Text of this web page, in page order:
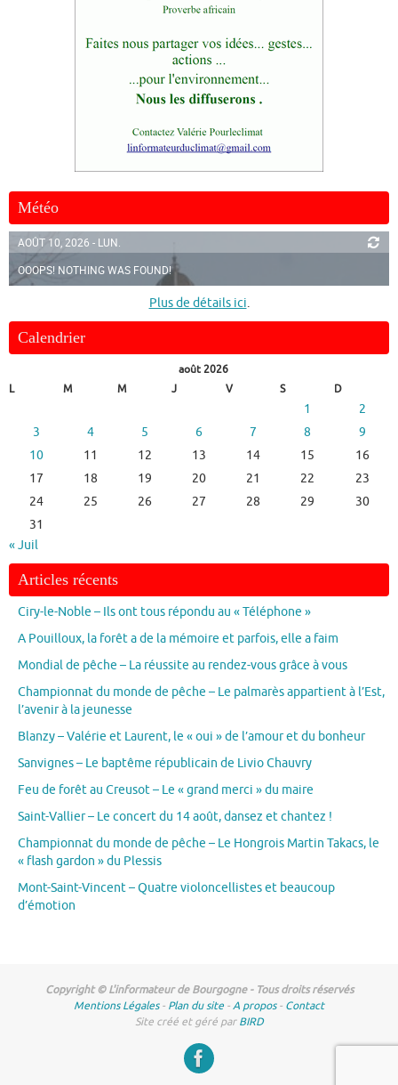
Météo
AOÛT 10, 2026 - LUN.
OOOPS! NOTHING WAS FOUND!
Plus de détails ici.
Calendrier
août 2026
L
M M J V S D
1
2
3
4 5 6 7 8
9
10
11 12 13 14 15
16
17
18 19 20 21 22
23
24
25 26 27 28 29
30
31
« Juil
Articles récents
Ciry-le-Noble – Ils ont tous répondu au « Téléphone »
A Pouilloux, la forêt a de la mémoire et parfois, elle a faim
Mondial de pêche – La réussite au rendez-vous grâce à vous
Championnat du monde de pêche – Le palmarès appartient à l’Est,
l’avenir à la jeunesse
Blanzy – Valérie et Laurent, le « oui » de l’amour et du bonheur
Sanvignes – Le baptême républicain de Livio Chauvry
Feu de forêt au Creusot – Le « grand merci » du maire
Saint-Vallier – Le concert du 14 août, dansez et chantez !
Championnat du monde de pêche – Le Hongrois Martin Takacs, le
« flash gardon » du Plessis
Mont-Saint-Vincent – Quatre violoncellistes et beaucoup
d’émotion
Copyright © L'informateur de Bourgogne - Tous droits réservés
Mentions Légales- Plan du site -A propos- Contact
Site créé et géré parBIRD